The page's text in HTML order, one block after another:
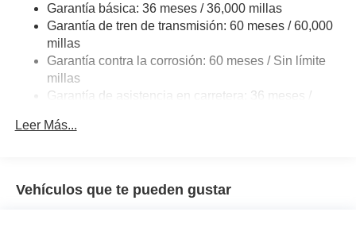
Multi-Link Rear Suspension w/Coil Springs
4-Wheel Disc Brakes w/4-Wheel ABS, Front And Rear
Vented Discs, Brake Assist, Hill Descent Control, Hill
Hold Control and Electric Parking Brake
Brake Actuated Limited Slip Differential
Garantía básica: 36 meses / 36,000 millas
Garantía de tren de transmisión: 60 meses / 60,000
millas
Garantía contra la corrosión: 60 meses / Sin límite
millas
Garantía de asistencia en carretera: 36 meses /
Leer Más...
Vehículos que te pueden gustar